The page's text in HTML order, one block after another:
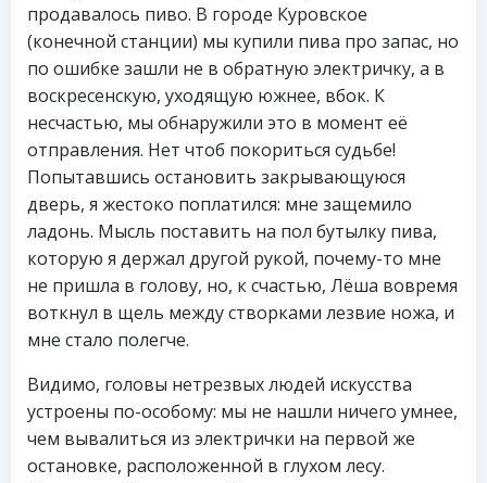
продавалось пиво. В городе Куровское
(конечной станции) мы купили пива про запас, но
по ошибке зашли не в обратную электричку, а в
воскресенскую, уходящую южнее, вбок. К
несчастью, мы обнаружили это в момент её
отправления. Нет чтоб покориться судьбе!
Попытавшись остановить закрывающуюся
дверь, я жестоко поплатился: мне защемило
ладонь. Мысль поставить на пол бутылку пива,
которую я держал другой рукой, почему-то мне
не пришла в голову, но, к счастью, Лёша вовремя
воткнул в щель между створками лезвие ножа, и
мне стало полегче.
Видимо, головы нетрезвых людей искусства
устроены по-особому: мы не нашли ничего умнее,
чем вывалиться из электрички на первой же
остановке, расположенной в глухом лесу.